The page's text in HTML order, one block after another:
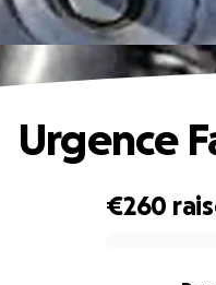
€260
Urgence